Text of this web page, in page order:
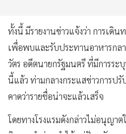
ทั้งนี้ มีรายงานข่าวแจ้งว่า การเดิน
เพื่อพบและรับประทานอาหารก
วัตร อดีตนายกรัฐมนตรี ที่มีการระ
นี้แล้ว ท่ามกลางกระแสข่าวการป
คาดว่ารายชื่อน่าจะแล้วเสร็จ
โดยทางโรงแรมดังกล่าวไม่อนุญา